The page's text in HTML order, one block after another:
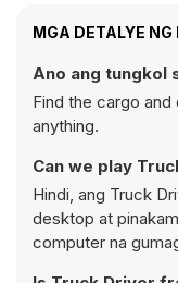
MGA DETALYE NG
Ano ang tungkol
Find the cargo
anything.
Can we play
Hindi, ang Truck
desktop at
computer na